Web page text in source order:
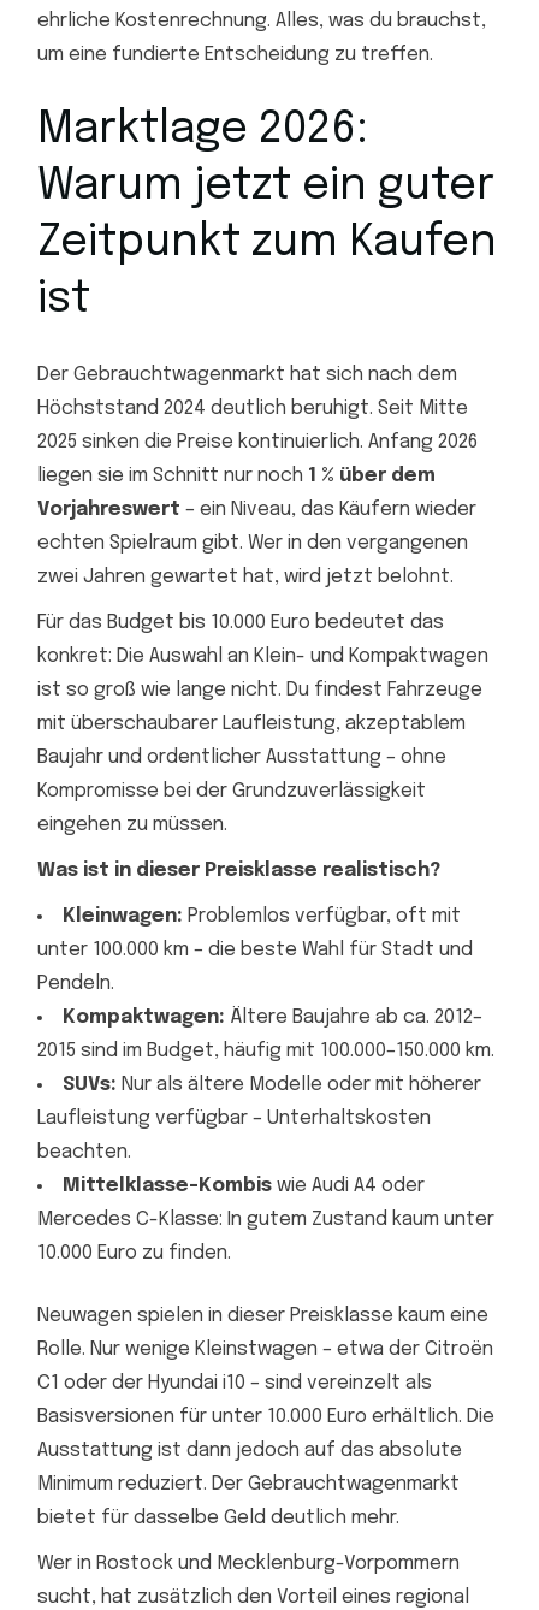
ehrliche Kostenrechnung. Alles, was du brauchst,
um eine fundierte Entscheidung zu treffen.
Marktlage 2026:
Warum jetzt ein guter
Zeitpunkt zum Kaufen
ist
Der Gebrauchtwagenmarkt hat sich nach dem
Höchststand 2024 deutlich beruhigt. Seit Mitte
2025 sinken die Preise kontinuierlich. Anfang 2026
liegen sie im Schnitt nur noch 1 % über dem
Vorjahreswert – ein Niveau, das Käufern wieder
echten Spielraum gibt. Wer in den vergangenen
zwei Jahren gewartet hat, wird jetzt belohnt.
Für das Budget bis 10.000 Euro bedeutet das
konkret: Die Auswahl an Klein- und Kompaktwagen
ist so groß wie lange nicht. Du findest Fahrzeuge
mit überschaubarer Laufleistung, akzeptablem
Baujahr und ordentlicher Ausstattung – ohne
Kompromisse bei der Grundzuverlässigkeit
eingehen zu müssen.
Was ist in dieser Preisklasse realistisch?
Kleinwagen: Problemlos verfügbar, oft mit
unter 100.000 km – die beste Wahl für Stadt und
Pendeln.
Kompaktwagen: Ältere Baujahre ab ca. 2012–
2015 sind im Budget, häufig mit 100.000–150.000 km.
SUVs: Nur als ältere Modelle oder mit höherer
Laufleistung verfügbar – Unterhaltskosten
beachten.
Mittelklasse-Kombis wie Audi A4 oder
Mercedes C-Klasse: In gutem Zustand kaum unter
10.000 Euro zu finden.
Neuwagen spielen in dieser Preisklasse kaum eine
Rolle. Nur wenige Kleinstwagen – etwa der Citroën
C1 oder der Hyundai i10 – sind vereinzelt als
Basisversionen für unter 10.000 Euro erhältlich. Die
Ausstattung ist dann jedoch auf das absolute
Minimum reduziert. Der Gebrauchtwagenmarkt
bietet für dasselbe Geld deutlich mehr.
Wer in Rostock und Mecklenburg-Vorpommern
sucht, hat zusätzlich den Vorteil eines regional